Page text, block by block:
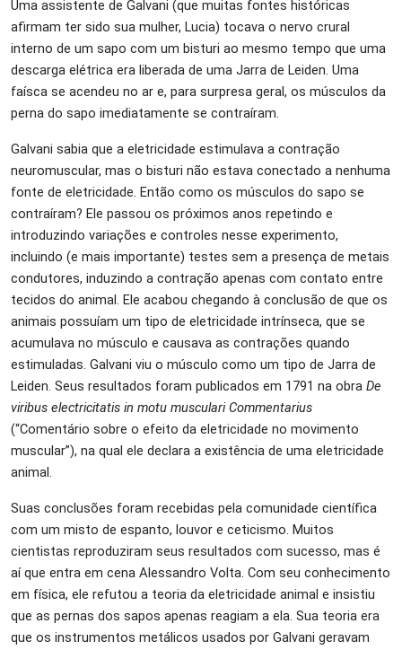
Uma assistente de Galvani (que muitas fontes históricas
afirmam ter sido sua mulher, Lucia) tocava o nervo crural
interno de um sapo com um bisturi ao mesmo tempo que uma
descarga elétrica era liberada de uma Jarra de Leiden. Uma
faísca se acendeu no ar e, para surpresa geral, os músculos da
perna do sapo imediatamente se contraíram.
Galvani sabia que a eletricidade estimulava a contração
neuromuscular, mas o bisturi não estava conectado a nenhuma
fonte de eletricidade. Então como os músculos do sapo se
contraíram? Ele passou os próximos anos repetindo e
introduzindo variações e controles nesse experimento,
incluindo (e mais importante) testes sem a presença de metais
condutores, induzindo a contração apenas com contato entre
tecidos do animal. Ele acabou chegando à conclusão de que os
animais possuíam um tipo de eletricidade intrínseca, que se
acumulava no músculo e causava as contrações quando
estimuladas. Galvani viu o músculo como um tipo de Jarra de
Leiden. Seus resultados foram publicados em 1791 na obra De
viribus electricitatis in motu musculari Commentarius
(“Comentário sobre o efeito da eletricidade no movimento
muscular”), na qual ele declara a existência de uma eletricidade
animal.
Suas conclusões foram recebidas pela comunidade científica
com um misto de espanto, louvor e ceticismo. Muitos
cientistas reproduziram seus resultados com sucesso, mas é
aí que entra em cena Alessandro Volta. Com seu conhecimento
em física, ele refutou a teoria da eletricidade animal e insistiu
que as pernas dos sapos apenas reagiam a ela. Sua teoria era
que os instrumentos metálicos usados por Galvani geravam